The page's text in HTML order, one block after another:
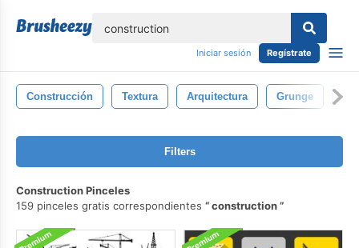
Iniciar sesión Regístrate
Construcción Textura Arquitectura Grunge
Filters
Construction Pinceles
159 pinceles gratis correspondientes
construction